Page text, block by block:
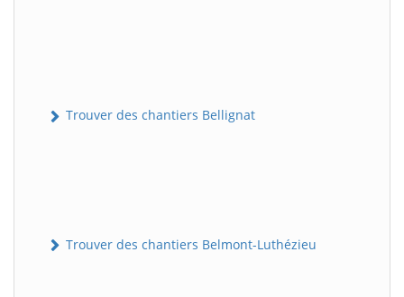
Trouver des chantiers Bellignat
Trouver des chantiers Belmont-Luthézieu